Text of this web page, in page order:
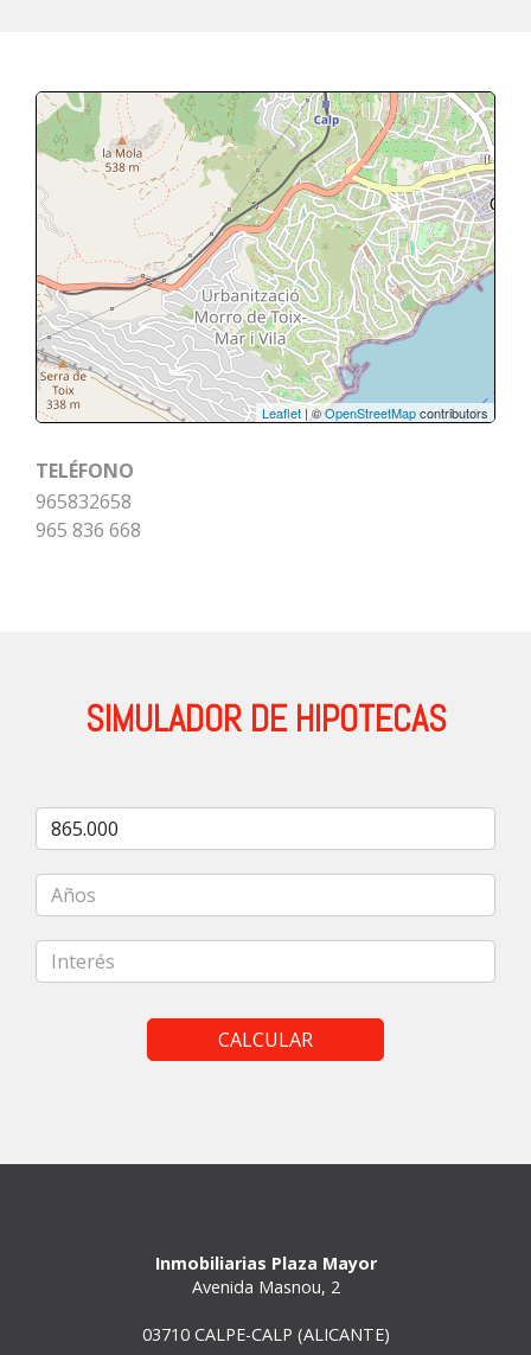
Leaflet | ©OpenStreetMapcontributors
TELÉFONO
965832658
965 836 668
SIMULADOR DE HIPOTECAS
CALCULAR
Inmobiliarias Plaza Mayor
Avenida Masnou, 2
03710 CALPE-CALP (ALICANTE)